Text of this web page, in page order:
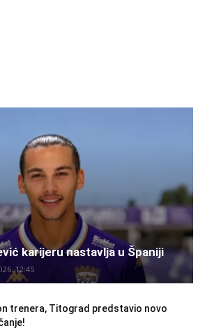
karijeru nastavlja u Španiji
12:45
trenera, Titograd predstavio novo